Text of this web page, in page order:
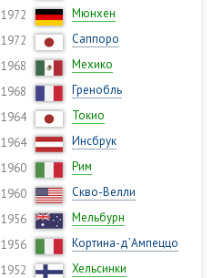
1972
Мюнхен
1972
Саппоро
1968
Мехико
1968
Гренобль
1964
Токио
1964
Инсбрук
1960
Рим
1960
Скво-Велли
1956
Мельбурн
1956
Кортина-д’Ампеццо
1952
Хельсинки